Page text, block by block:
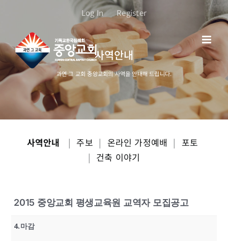
로
건
너
뛰
Log In Register
사역안내
과연 그 교회 중앙교회의 사역을 안내해 드립니다.
사역안내 | 주보 | 온라인 가정예배 | 포토
| 건축 이야기
2015 중앙교회 평생교육원 교역자 모집공고
4.마감